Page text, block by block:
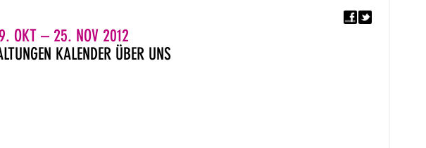
5. EUROPÄISCHER
OKT – 25. NOV 2012
KALENDER ÜBER UNS